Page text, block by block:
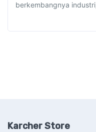
berkembangnya
Karcher Store